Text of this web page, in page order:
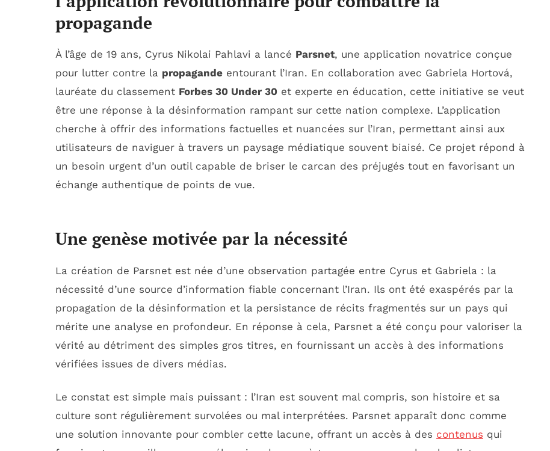
propagande
À l’âge de 19 ans, Cyrus Nikolai Pahlavi a lancé Parsnet, une application novatrice conçue
pour lutter contre la propagande entourant l’Iran. En collaboration avec Gabriela Hortová,
lauréate du classement Forbes 30 Under 30 et experte en éducation, cette initiative se veut
être une réponse à la désinformation rampant sur cette nation complexe. L’application
cherche à offrir des informations factuelles et nuancées sur l’Iran, permettant ainsi aux
utilisateurs de naviguer à travers un paysage médiatique souvent biaisé. Ce projet répond à
un besoin urgent d’un outil capable de briser le carcan des préjugés tout en favorisant un
échange authentique de points de vue.
Une genèse motivée par la nécessité
La création de Parsnet est née d’une observation partagée entre Cyrus et Gabriela : la
nécessité d’une source d’information fiable concernant l’Iran. Ils ont été exaspérés par la
propagation de la désinformation et la persistance de récits fragmentés sur un pays qui
mérite une analyse en profondeur. En réponse à cela, Parsnet a été conçu pour valoriser la
vérité au détriment des simples gros titres, en fournissant un accès à des informations
vérifiées issues de divers médias.
Le constat est simple mais puissant : l’Iran est souvent mal compris, son histoire et sa
culture sont régulièrement survolées ou mal interprétées. Parsnet apparaît donc comme
une solution innovante pour combler cette lacune, offrant un accès à des contenus qui